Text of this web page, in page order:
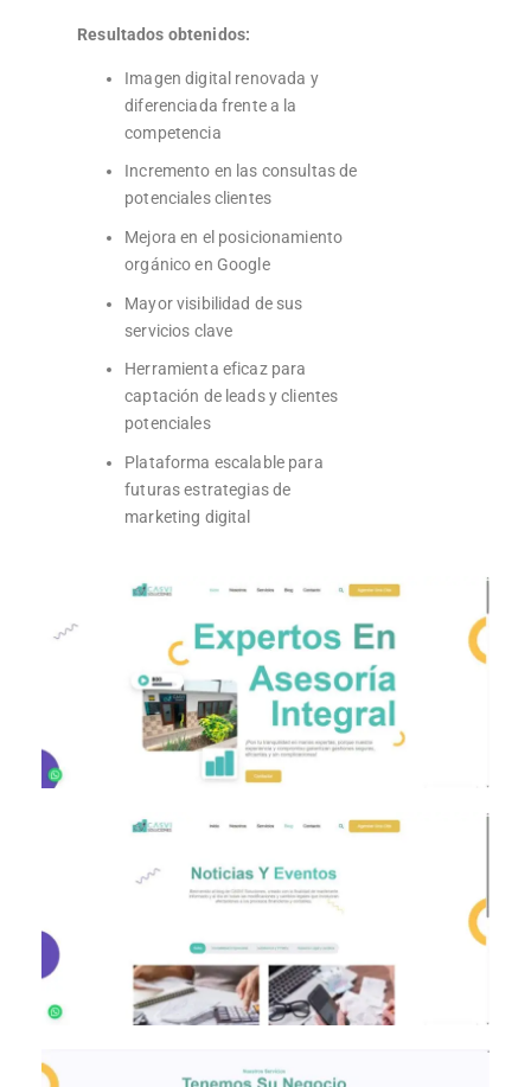
Resultados obtenidos:
Imagen digital renovada y
diferenciada frente a la
competencia
Incremento en las consultas de
potenciales clientes
Mejora en el posicionamiento
orgánico en Google
Mayor visibilidad de sus
servicios clave
Herramienta eficaz para
captación de leads y clientes
potenciales
Plataforma escalable para
futuras estrategias de
marketing digital